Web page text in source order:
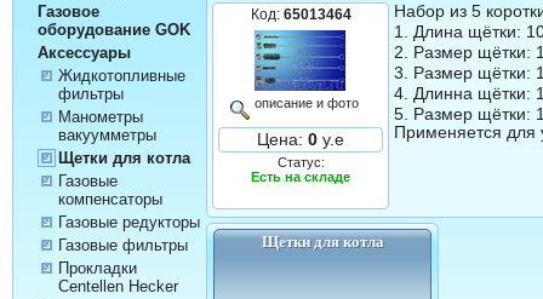
Газовое
оборудование GOK
Аксессуары
Жидкотопливные
фильтры
Манометры
вакуумметры
Щетки для котла
Газовые
компенсаторы
Газовые редукторы
Газовые фильтры
Прокладки
Centellen Hecker
Код: 65013464
описание и фото
Цена: 0 у.е
Статус:
Есть на складе
Набор из 5
1. Длина щётки:
2. Размер щётки:
3. Размер щётки:
4. Длинна щётки:
5. Размер щётки:
Применяется для
Щетки для котла